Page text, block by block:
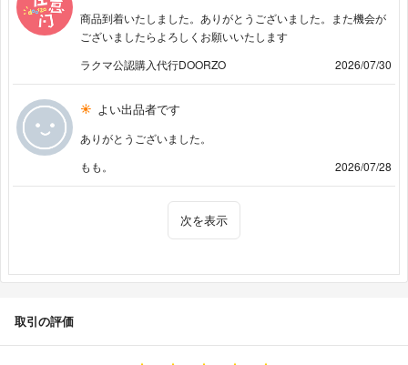
商品到着いたしました。ありがとうございました。また機会が
ございましたらよろしくお願いいたします
ラクマ公認購入代行DOORZO
2026/07/30
よい出品者です
ありがとうございました。
もも。
2026/07/28
次を表示
取引の評価